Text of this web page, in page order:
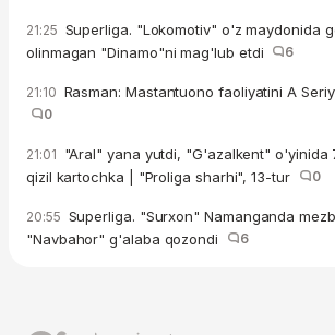
21:25 Superliga. "Lokomotiv" o'z maydonida
olinmagan "Dinamo"ni mag'lub etdi
6
21:10 Rasman: Mastantuono faoliyatini A
0
21:01 "Aral" yana yutdi, "G'azalkent" o'yinida
qizil kartochka | "Proliga sharhi", 13-tur
0
20:55 Superliga. "Surxon" Namanganda
"Navbahor" g'alaba qozondi
6